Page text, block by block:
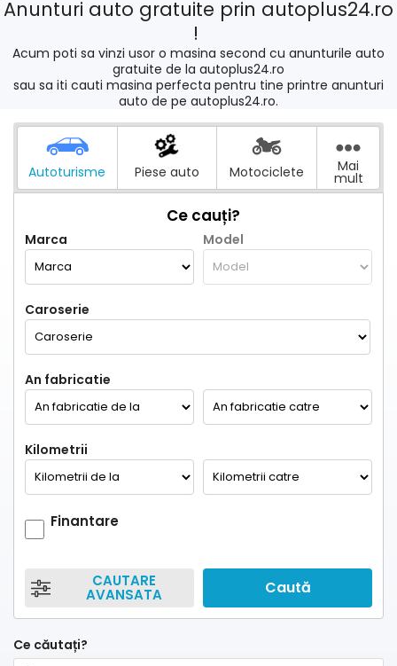
Anunturi auto gratuite prin autoplus24.ro
!
Acum poti sa vinzi usor o masina second cu anunturile auto
gratuite de la autoplus24.ro
sau sa iti cauti masina perfecta pentru tine printre anunturi
auto de pe autoplus24.ro.
Autoturisme Piese auto Motociclete Mai
mult
Ce cauți?
Marca Model
Caroserie
An fabricatie
Kilometrii
Finantare
CAUTARE
AVANSATA Caută
Ce căutați?